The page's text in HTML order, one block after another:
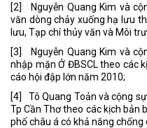
[2] Nguyễn Quang Kim và
văn dòng chảy xuống hạ lưu
lưu, Tạp chí thủy văn và Môi
[3] Nguyễn Quang Kim và
nhập mặn Ở ĐBSCL theo các
cáo hội đập lớn năm 2010;
[4] Tô Quang Toản và cộng
Tp Cần Thơ theo các kịch bản
phố châu á có khả năng chống